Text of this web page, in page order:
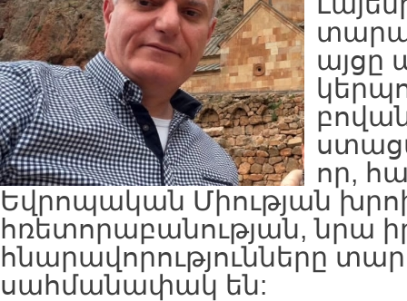
այցը
որ,
Եվրոպական Միության
հռետորաբանության, նրա
հնարավորությունները
սահմանափակ են: